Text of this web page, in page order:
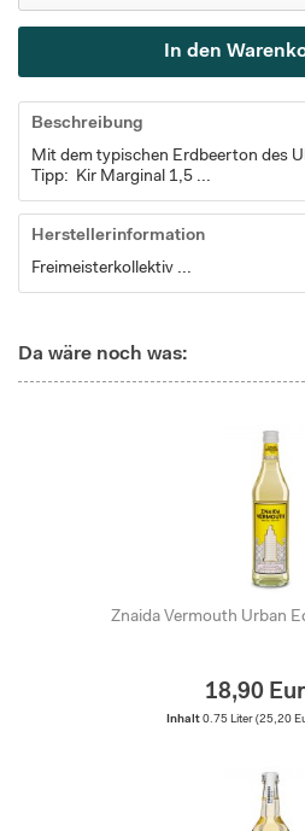
In den
Beschreibung
Mit dem typischen Erdbeerton des
Tipp: Kir Marginal 1,5 ...
Herstellerinformation
Freimeisterkollektiv ...
Da wäre noch was:
Znaida Vermouth Urban
18,90
Inhalt 0.75 Liter (25,20